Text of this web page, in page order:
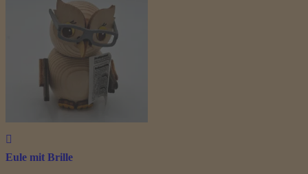
Eule mit Brille